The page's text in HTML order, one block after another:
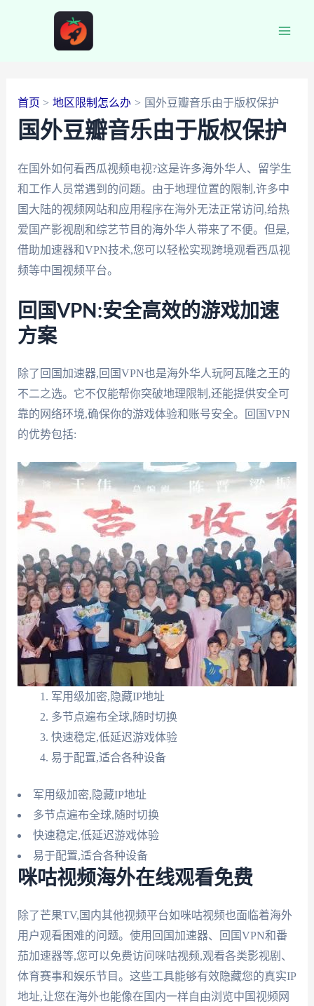
首页 地区限制怎么办 国外豆瓣音乐由于版权保护
国外豆瓣音乐由于版权保护
在国外如何看西瓜视频电视?这是许多海外华人、留学生
和工作人员常遇到的问题。由于地理位置的限制,许多中
国大陆的视频网站和应用程序在海外无法正常访问,给热
爱国产影视剧和综艺节目的海外华人带来了不便。但是,
借助加速器和VPN技术,您可以轻松实现跨境观看西瓜视
频等中国视频平台。
回国VPN:安全高效的游戏加速
方案
除了回国加速器,回国VPN也是海外华人玩阿瓦隆之王的
不二之选。它不仅能帮你突破地理限制,还能提供安全可
靠的网络环境,确保你的游戏体验和账号安全。回国VPN
的优势包括:
军用级加密,隐藏IP地址
多节点遍布全球,随时切换
快速稳定,低延迟游戏体验
易于配置,适合各种设备
军用级加密,隐藏IP地址
多节点遍布全球,随时切换
快速稳定,低延迟游戏体验
易于配置,适合各种设备
咪咕视频海外在线观看免费
除了芒果TV,国内其他视频平台如咪咕视频也面临着海外
用户观看困难的问题。使用回国加速器、回国VPN和番
茄加速器等,您可以免费访问咪咕视频,观看各类影视剧、
体育赛事和娱乐节目。这些工具能够有效隐藏您的真实IP
地址,让您在海外也能像在国内一样自由浏览中国视频网